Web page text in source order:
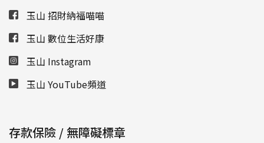
玉山 招財納福喵喵
玉山 數位生活好康
玉山 Instagram
玉山 YouTube頻道
存款保險 / 無障礙標章